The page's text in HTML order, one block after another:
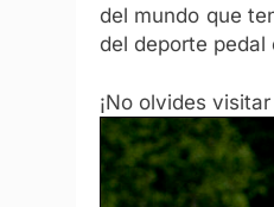
del mundo que
del deporte
¡No olvides visitar